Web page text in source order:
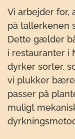
Vi arbejder
på tallerkenen
Dette gælder
i restauranter i
dyrker sorter,
vi plukker
passer på
muligt